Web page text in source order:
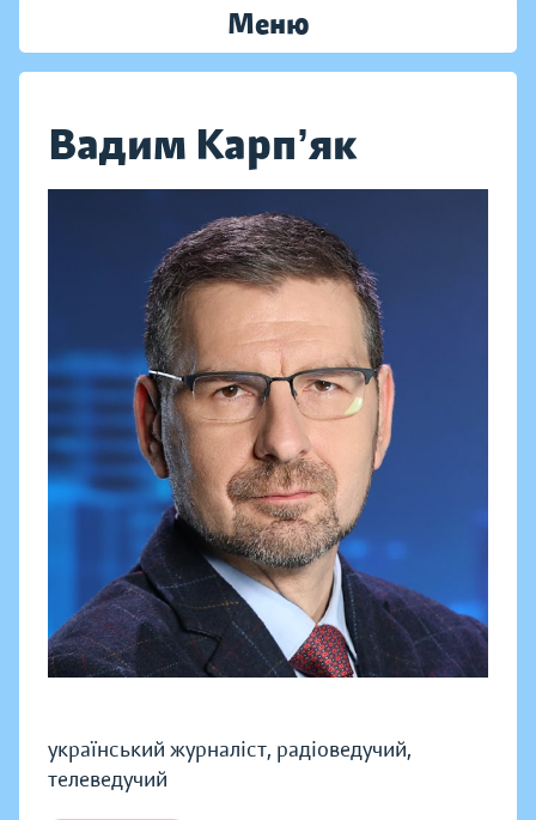
Меню
Вадим Карпʼяк
український журналіст, радіоведучий,
телеведучий